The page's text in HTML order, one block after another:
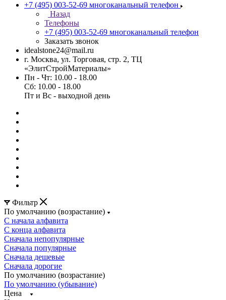
+7 (495) 003-52-69 многоканальный телефон
Назад
Телефоны
+7 (495) 003-52-69 многоканальный телефон
Заказать звонок
idealstone24@mail.ru
г. Москва, ул. Торговая, стр. 2, ТЦ
«ЭлитСтройМатериалы»
Пн - Чт: 10.00 - 18.00
Сб: 10.00 - 18.00
Пт и Вс - выходной день
Фильтр
По умолчанию (возрастание)
С начала алфавита
С конца алфавита
Сначала непопулярные
Сначала популярные
Сначала дешевые
Сначала дорогие
По умолчанию (возрастание)
По умолчанию (убывание)
Цена